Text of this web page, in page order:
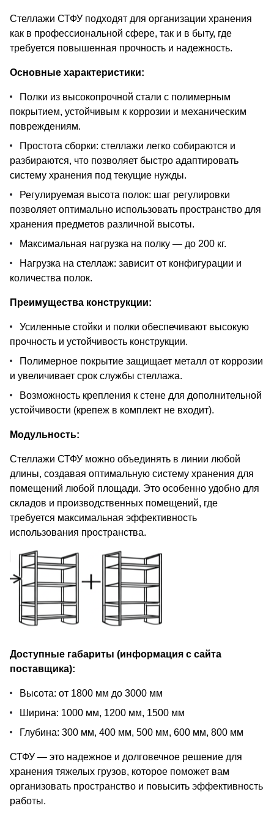
Стеллажи СТФУ подходят для организации хранения
как в профессиональной сфере, так и в быту, где
требуется повышенная прочность и надежность.
Основные характеристики:
Полки из высокопрочной стали с полимерным
покрытием, устойчивым к коррозии и механическим
повреждениям.
Простота сборки: стеллажи легко собираются и
разбираются, что позволяет быстро адаптировать
систему хранения под текущие нужды.
Регулируемая высота полок: шаг регулировки
позволяет оптимально использовать пространство для
хранения предметов различной высоты.
Максимальная нагрузка на полку — до 200 кг.
Нагрузка на стеллаж: зависит от конфигурации и
количества полок.
Преимущества конструкции:
Усиленные стойки и полки обеспечивают высокую
прочность и устойчивость конструкции.
Полимерное покрытие защищает металл от коррозии
и увеличивает срок службы стеллажа.
Возможность крепления к стене для дополнительной
устойчивости (крепеж в комплект не входит).
Модульность:
Стеллажи СТФУ можно объединять в линии любой
длины, создавая оптимальную систему хранения для
помещений любой площади. Это особенно удобно для
складов и производственных помещений, где
требуется максимальная эффективность
использования пространства.
Доступные габариты (информация с сайта
поставщика):
Высота: от 1800 мм до 3000 мм
Ширина: 1000 мм, 1200 мм, 1500 мм
Глубина: 300 мм, 400 мм, 500 мм, 600 мм, 800 мм
СТФУ — это надежное и долговечное решение для
хранения тяжелых грузов, которое поможет вам
организовать пространство и повысить эффективность
работы.